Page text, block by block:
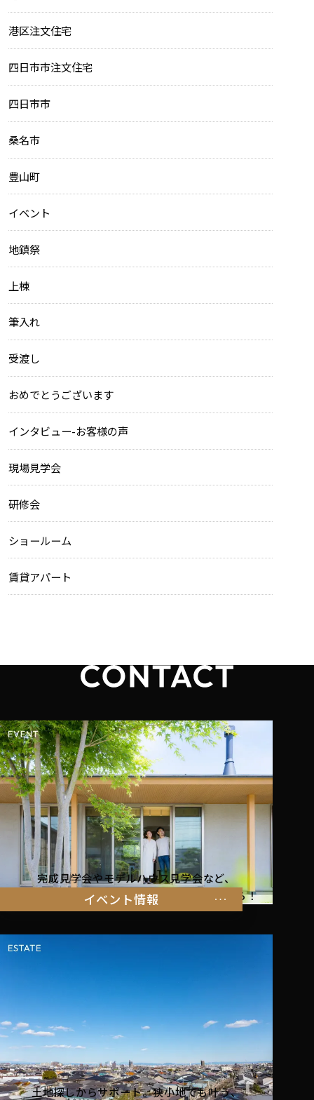
港区注文住宅
四日市市注文住宅
四日市市
桑名市
豊山町
イベント
地鎮祭
上棟
筆入れ
受渡し
おめでとうございます
インタビュー-お客様の声
現場見学会
研修会
ショールーム
賃貸アパート
イベント情報
完成見学会やモデルハウス見学会など、
暮らしを体感できるイベント情報はこちらから！
土地探しからサポート。狭小地でも叶う、